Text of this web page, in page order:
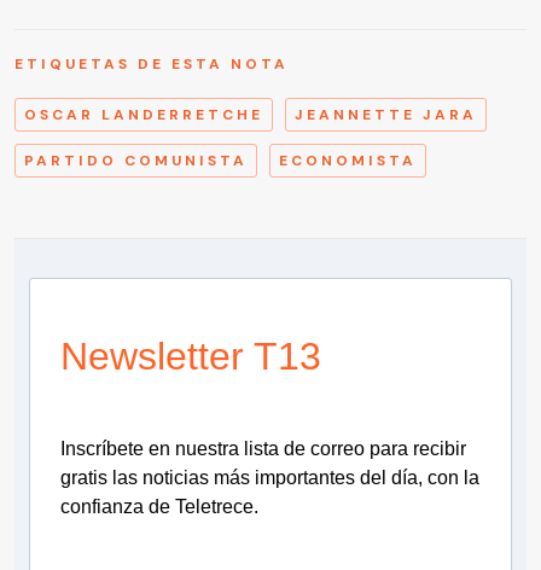
ETIQUETAS DE ESTA NOTA
OSCAR LANDERRETCHE JEANNETTE JARA
PARTIDO COMUNISTA ECONOMISTA
Newsletter T13
Inscríbete en nuestra lista de correo para recibir
gratis las noticias más importantes del día, con la
confianza de Teletrece.